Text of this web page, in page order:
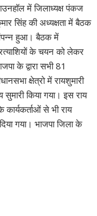
में जिलाध्यक्ष पंकज
सिंह की अध्यक्षता में बैठक
हुआ। बैठक में
के चयन को लेकर
के द्वारा सभी 81
क्षेत्रो में रायशुमारी
सुमारी किया गया। इस राय
कार्यकर्ताओं से भी राय
गया। भाजपा जिला के